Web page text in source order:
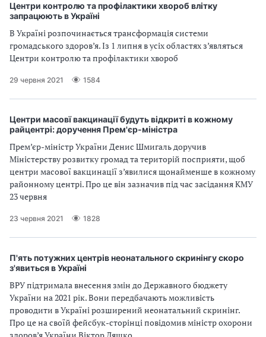
Центри контролю та профілактики хвороб влітку
запрацюють в Україні
В Україні розпочинається трансформація системи
громадського здоров’я. Із 1 липня в усіх областях з’являться
Центри контролю та профілактики хвороб
29 червня 2021 1584
Центри масовї вакцинації будуть відкриті в кожному
райцентрі: доручення Прем'єр-міністра
Прем’єр-міністр України Денис Шмигаль доручив
Міністерству розвитку громад та територій посприяти, щоб
центри масової вакцинації з’явилися щонайменше в кожному
районному центрі. Про це він зазначив під час засідання КМУ
23 червня
23 червня 2021 1828
П'ять потужних центрів неонатального скринінгу скоро
з'явиться в Україні
ВРУ підтримала внесення змін до Державного бюджету
України на 2021 рік. Вони передбачають можливість
проводити в Україні розширений неонатальний скринінг.
Про це на своїй фейсбук-сторінці повідомив міністр охорони